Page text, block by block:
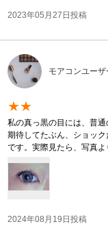
2023年05月27日投稿
モアコンユー
★★
私の真っ黒の目には、普
期待してたぶん、ショッ
です。実際見たら、写真
2024年08月19日投稿